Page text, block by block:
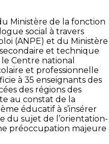
Ministère de la fonction
social à travers
(ANPE) et du Ministère
et technique
Centre national
et professionnelle
à 35 enseignants des
des régions des
au constat de la
éducatif à s’insérer
du sujet de l’orientation-
préoccupation majeure